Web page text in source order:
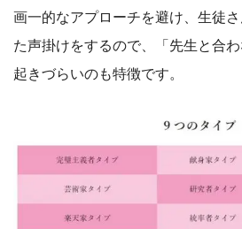
画一的なアプローチを避け、生徒
た声掛けをするので、「先生と合
起きづらいのも特徴です。